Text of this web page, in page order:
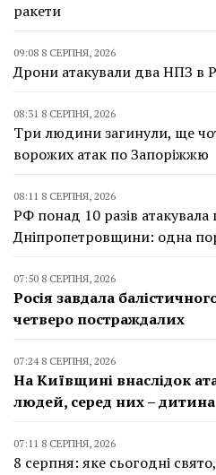
ракети
09:08 8 СЕРПНЯ, 2026
Дрони атакували два НПЗ в
08:31 8 СЕРПНЯ, 2026
Три людини загинули, ще
ворожих атак по Запоріжжю
08:11 8 СЕРПНЯ, 2026
РФ понад 10 разів атакувала
Дніпропетровщини: одна
07:50 8 СЕРПНЯ, 2026
Росія завдала
четверо постраждалих
07:24 8 СЕРПНЯ, 2026
На Київщині внаслідок
людей, серед них – дитина
07:11 8 СЕРПНЯ, 2026
8 серпня: яке сьогодні